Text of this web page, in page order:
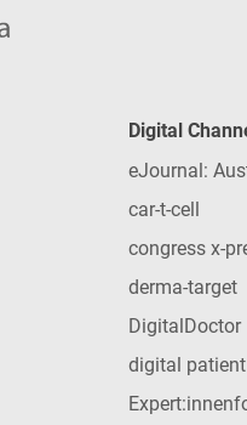
Digital
eJournal:
car-t-cell
congress x-
derma-target
DigitalDoctor
digital